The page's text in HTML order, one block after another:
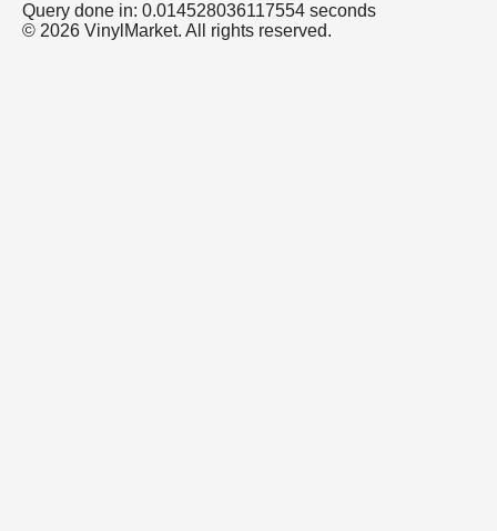
Query done in: 0.014528036117554 seconds
© 2026 VinylMarket. All rights reserved.